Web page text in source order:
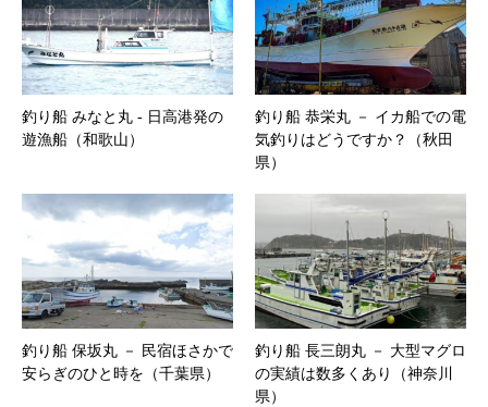
釣り船 みなと丸 ‐ 日高港発の
遊漁船（和歌山）
釣り船 恭栄丸 － イカ船での電
気釣りはどうですか？（秋田
県）
釣り船 保坂丸 － 民宿ほさかで
安らぎのひと時を（千葉県）
釣り船 長三朗丸 － 大型マグロ
の実績は数多くあり（神奈川
県）